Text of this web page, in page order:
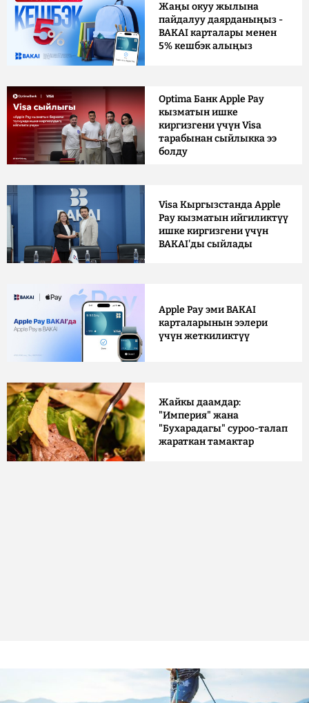
Жаңы окуу жылына
пайдалуу даярданыңыз -
BAKAI карталары менен
5% кешбэк алыңыз
Optima Банк Apple Pay
кызматын ишке
киргизгени үчүн Visa
тарабынан сыйлыкка ээ
болду
Visa Кыргызстанда Apple
Pay кызматын ийгиликтүү
ишке киргизгени үчүн
BAKAI'ды сыйлады
Apple Pay эми BAKAI
карталарынын ээлери
үчүн жеткиликтүү
Жайкы даамдар:
"Империя" жана
"Бухарадагы" суроо-талап
жараткан тамактар